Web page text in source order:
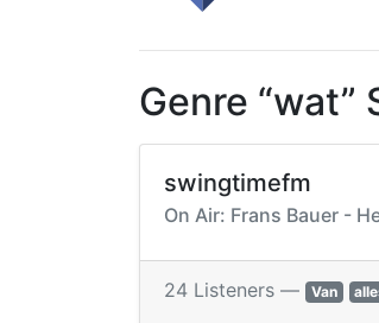
Genre “wat”
swingtimefm
On Air: Frans Bauer -
24 Listeners — Van